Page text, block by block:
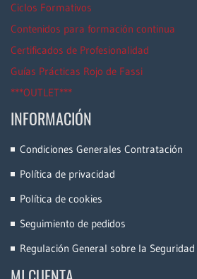
Ciclos Formativos
Contenidos para formación continua
Certificados de Profesionalidad
Guías Prácticas Rojo de Fassi
***OUTLET***
INFORMACIÓN
Condiciones Generales Contratación
Política de privacidad
Política de cookies
Seguimiento de pedidos
Regulación General sobre la